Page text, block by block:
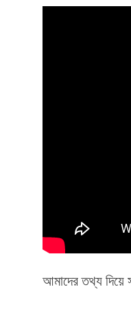
আমাদের তথ্য দিয়ে